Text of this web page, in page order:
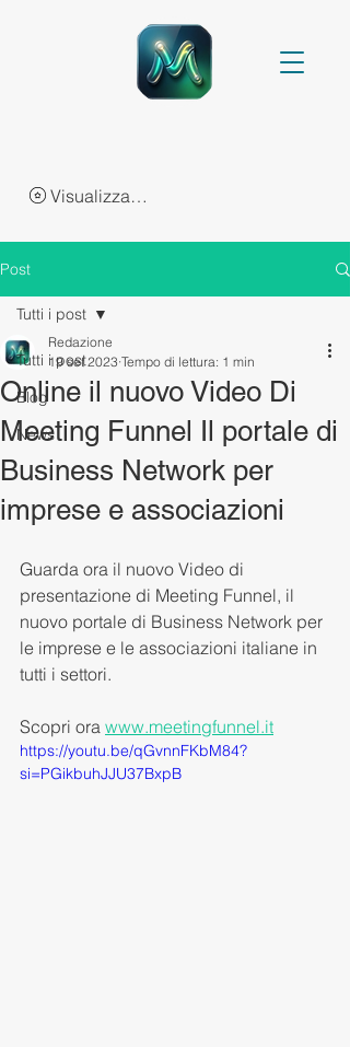
Visualizza punti
Post
Tutti i post
Blog
News
Tutti i post
Online il nuovo Video Di
Meeting Funnel Il portale di
Business Network per
imprese e associazioni
Redazione
19 set 2023 Tempo di lettura: 1 min
Guarda ora il nuovo Video di
presentazione di Meeting Funnel, il
nuovo portale di Business Network per
le imprese e le associazioni italiane in
tutti i settori.
Scopri ora www.meetingfunnel.it
https://youtu.be/qGvnnFKbM84?
si=PGikbuhJJU37BxpB